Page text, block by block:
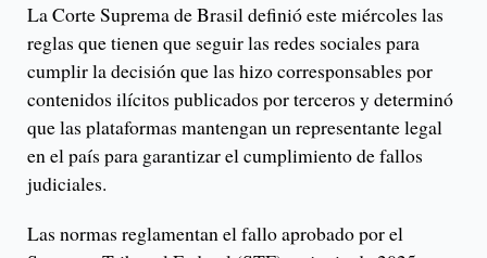
La Corte Suprema de Brasil definió este miércoles las
reglas que tienen que seguir las redes sociales para
cumplir la decisión que las hizo corresponsables por
contenidos ilícitos publicados por terceros y determinó
que las plataformas mantengan un representante legal
en el país para garantizar el cumplimiento de fallos
judiciales.
Las normas reglamentan el fallo aprobado por el